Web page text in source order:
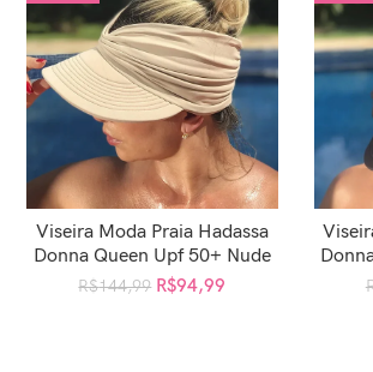
ADICIONAR AO CARRINHO
Viseira Moda Praia Hadassa
Donna Queen Upf 50+ Nude
R$144,99 R$94,99